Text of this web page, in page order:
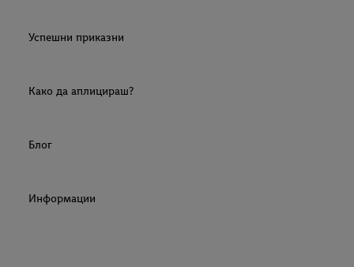
Успешни приказни
Како да аплицираш?
Блог
Информации